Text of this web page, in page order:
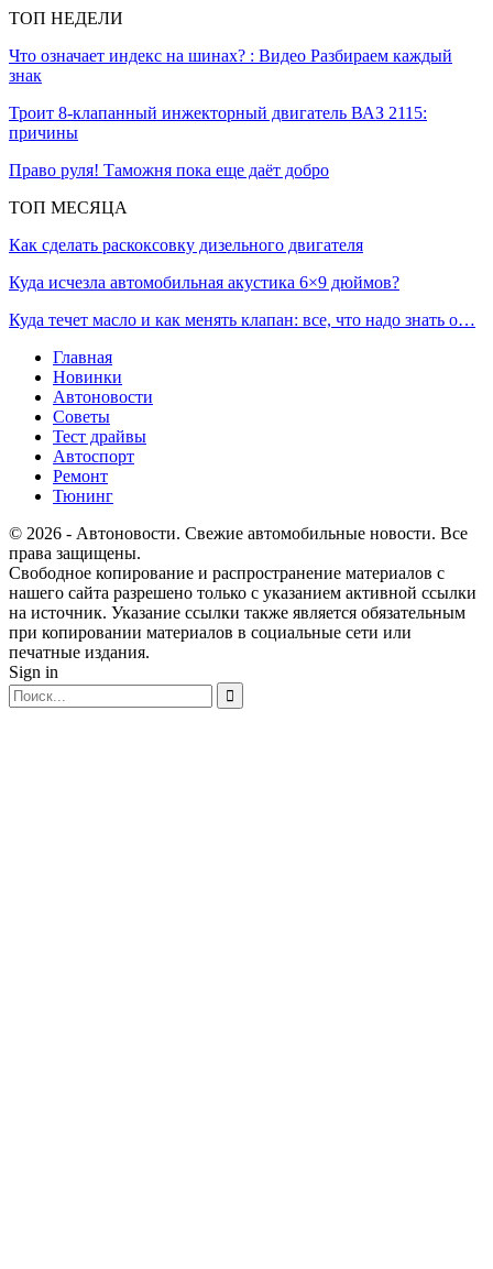
ТОП НЕДЕЛИ
Что означает индекс на шинах? : Видео Разбираем каждый
знак
Троит 8-клапанный инжекторный двигатель ВАЗ 2115:
причины
Право руля! Таможня пока еще даёт добро
ТОП МЕСЯЦА
Как сделать раскоксовку дизельного двигателя
Куда исчезла автомобильная акустика 6×9 дюймов?
Куда течет масло и как менять клапан: все, что надо знать о…
Главная
Новинки
Автоновости
Советы
Тест драйвы
Автоспорт
Ремонт
Тюнинг
© 2026 - Автоновости. Свежие автомобильные новости. Все
права защищены.
Свободное копирование и распространение материалов с
нашего сайта разрешено только с указанием активной ссылки
на источник. Указание ссылки также является обязательным
при копировании материалов в социальные сети или
печатные издания.
Sign in